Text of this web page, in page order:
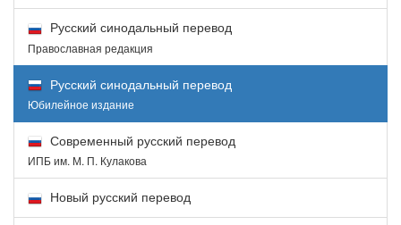
Русский синодальный перевод
Православная редакция
Русский синодальный перевод
Юбилейное издание
Современный русский перевод
ИПБ им. М. П. Кулакова
Новый русский перевод